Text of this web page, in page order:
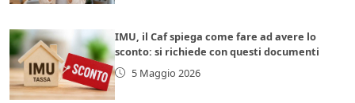
IMU, il Caf spiega come fare ad avere lo
sconto: si richiede con questi documenti
5 Maggio 2026